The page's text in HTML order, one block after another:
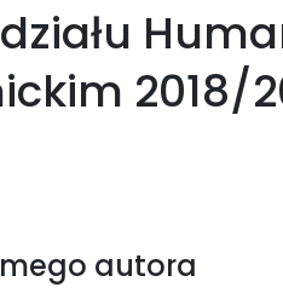
2018/
autora